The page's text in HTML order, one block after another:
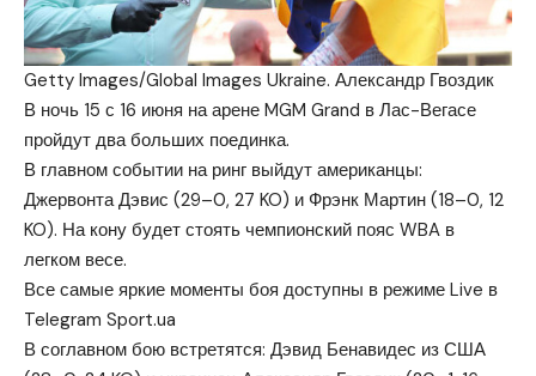
Getty Images/Global Images Ukraine. Александр Гвоздик
В ночь 15 с 16 июня на арене MGM Grand в Лас-Вегасе
пройдут два больших поединка.
В главном событии на ринг выйдут американцы:
Джервонта Дэвис (29–0, 27 KO) и Фрэнк Мартин (18–0, 12
KO). На кону будет стоять чемпионский пояс WBA в
легком весе.
Все самые яркие моменты боя доступны в режиме Live в
Telegram Sport.ua
В соглавном бою встретятся: Дэвид Бенавидес из США